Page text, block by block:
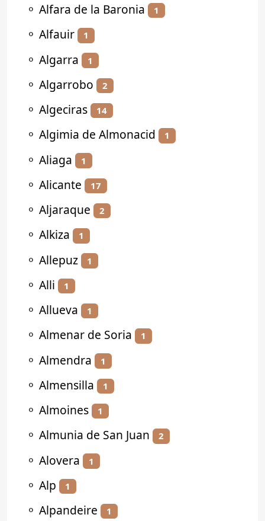
⚬ Alfara de la Baronia 1
⚬ Alfauir 1
⚬ Algarra 1
⚬ Algarrobo 2
⚬ Algeciras 14
⚬ Algimia de Almonacid 1
⚬ Aliaga 1
⚬ Alicante 17
⚬ Aljaraque 2
⚬ Alkiza 1
⚬ Allepuz 1
⚬ Alli 1
⚬ Allueva 1
⚬ Almenar de Soria 1
⚬ Almendra 1
⚬ Almensilla 1
⚬ Almoines 1
⚬ Almunia de San Juan 2
⚬ Alovera 1
⚬ Alp 1
⚬ Alpandeire 1